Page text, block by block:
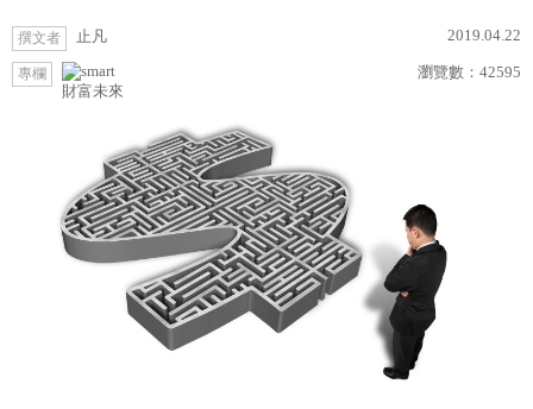
撰文者 止凡 2019.04.22
專欄
財富未來
瀏覽數： 42595